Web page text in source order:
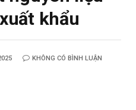
khẩu
KHÔNG CÓ BÌNH LUẬN